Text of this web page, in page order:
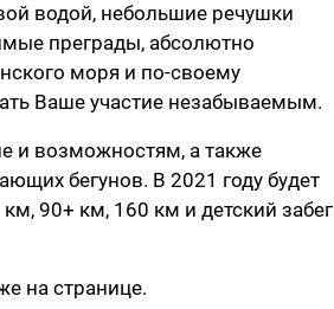
водой, небольшие речушки
преграды, абсолютно
моря и по-своему
Ваше участие незабываемым.
и возможностям, а также
бегунов. В 2021 году будет
90+ км, 160 км и детский забег
на странице.